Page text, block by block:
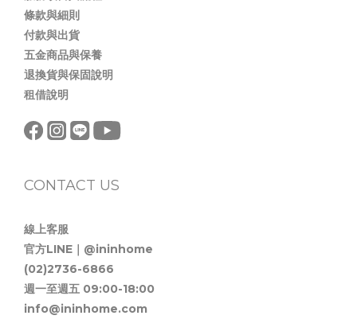
條款與細則
付款與出貨
五金商品與保養
退換貨與保固說明
租借說明
CONTACT US
線上客服
官方LINE｜@ininhome
(02)2736-6866
週一至週五 09:00-18:00
info@ininhome.com